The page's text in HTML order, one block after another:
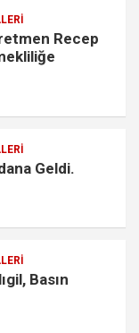
Recep
Geldi.
Basın